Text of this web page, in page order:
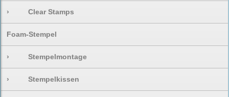
› Clear Stamps
Foam-Stempel
› Stempelmontage
› Stempelkissen